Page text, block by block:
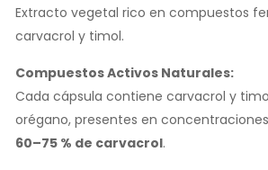
Extracto vegetal rico en compuestos
carvacrol y timol.
Compuestos Activos Naturales:
Cada cápsula contiene carvacrol y
orégano, presentes en
60–75 % de carvacrol.